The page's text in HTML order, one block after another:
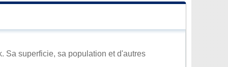
Sa superficie, sa population et d'autres